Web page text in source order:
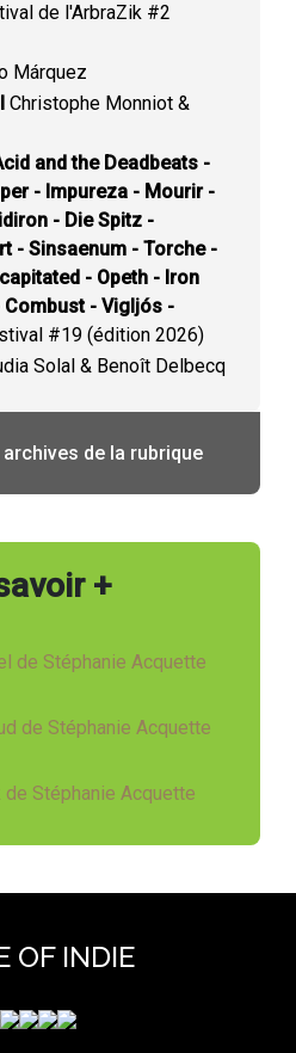
de l'ArbraZik #2
Márquez
Christophe Monniot &
and the Deadbeats -
- Impureza - Mourir -
- Die Spitz -
- Sinsaenum - Torche -
- Opeth - Iron
Combust - Vigljós -
#19 (édition 2026)
Solal & Benoît Delbecq
de la rubrique
+
de Stéphanie Acquette
de Stéphanie Acquette
de Stéphanie Acquette
OF INDIE